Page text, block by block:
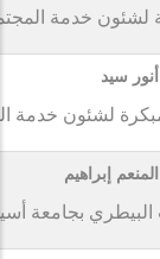
لشئون خدمة
سيد
لشئون خدمة
إبراهيم
البيطري بجامعة